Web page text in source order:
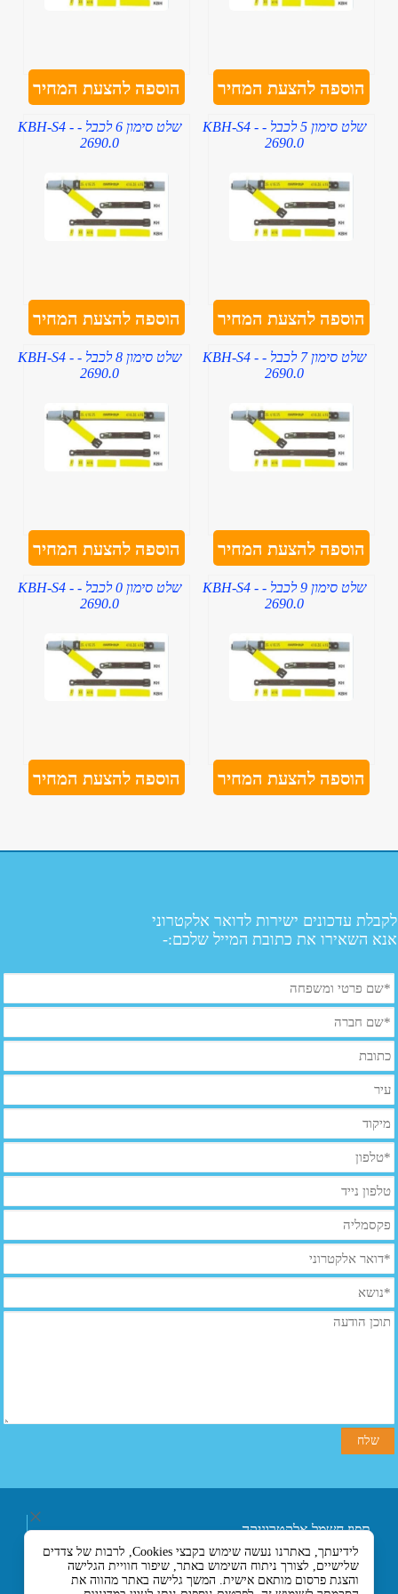
הוספה להצעת המחיר הוספה להצעת המחיר
שלט סימון 5 לכבל - KBH-S4 -
2690.0
הוספה להצעת המחיר
שלט סימון 6 לכבל - KBH-S4 -
2690.0
הוספה להצעת המחיר
שלט סימון 7 לכבל - KBH-S4 -
2690.0
הוספה להצעת המחיר
שלט סימון 8 לכבל - KBH-S4 -
2690.0
הוספה להצעת המחיר
שלט סימון 9 לכבל - KBH-S4 -
2690.0
הוספה להצעת המחיר
שלט סימון 0 לכבל - KBH-S4 -
2690.0
הוספה להצעת המחיר
לקבלת עדכונים ישירות לדואר אלקטרוני
אנא השאירו את כתובת המייל שלכם:-
תפוז חשמל אלקטרוניקה
ובקרה בע"מ
רחוב אליעזר בן הורקנוס 5
אזור התעשייה הצפוני,
לידיעתך, באתרנו נעשה שימוש בקבצי Cookies, לרבות של צדדים
שלישיים, לצורך ניתוח השימוש באתר, שיפור חוויית הגלישה
והצגת פרסום מותאם אישית. המשך גלישה באתר מהווה את